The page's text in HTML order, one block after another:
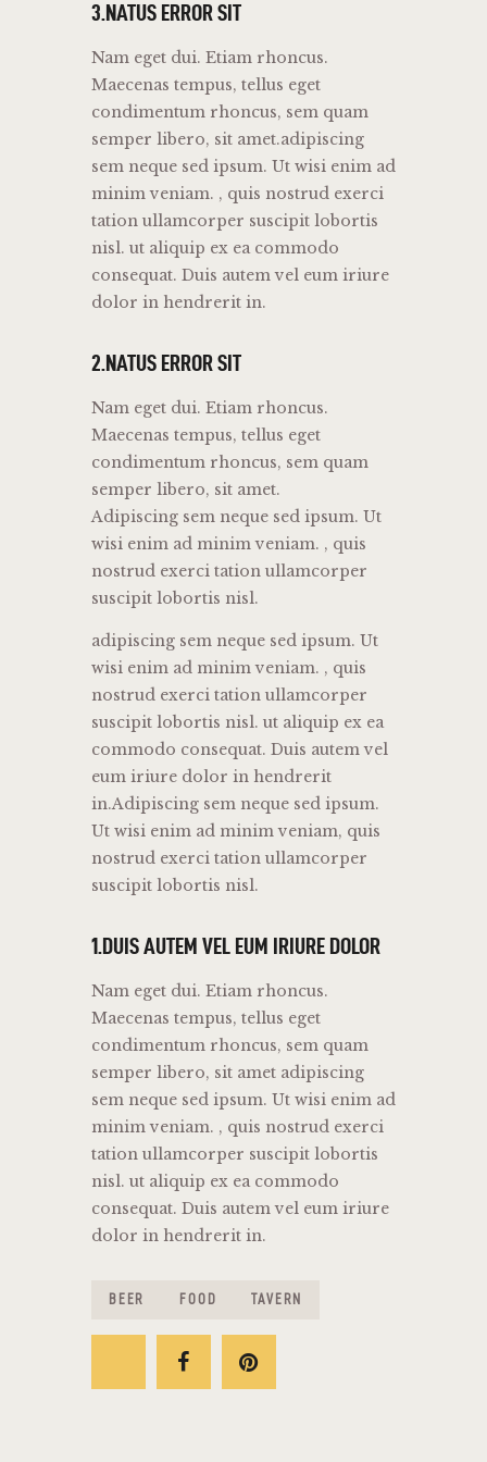
3.NATUS ERROR SIT
Nam eget dui. Etiam rhoncus.
Maecenas tempus, tellus eget
condimentum rhoncus, sem quam
semper libero, sit amet.adipiscing
sem neque sed ipsum. Ut wisi enim ad
minim veniam. , quis nostrud exerci
tation ullamcorper suscipit lobortis
nisl. ut aliquip ex ea commodo
consequat. Duis autem vel eum iriure
dolor in hendrerit in.
2.NATUS ERROR SIT
Nam eget dui. Etiam rhoncus.
Maecenas tempus, tellus eget
condimentum rhoncus, sem quam
semper libero, sit amet.
Adipiscing sem neque sed ipsum. Ut
wisi enim ad minim veniam. , quis
nostrud exerci tation ullamcorper
suscipit lobortis nisl.
adipiscing sem neque sed ipsum. Ut
wisi enim ad minim veniam. , quis
nostrud exerci tation ullamcorper
suscipit lobortis nisl. ut aliquip ex ea
commodo consequat. Duis autem vel
eum iriure dolor in hendrerit
in.Adipiscing sem neque sed ipsum.
Ut wisi enim ad minim veniam, quis
nostrud exerci tation ullamcorper
suscipit lobortis nisl.
1.DUIS AUTEM VEL EUM IRIURE DOLOR
Nam eget dui. Etiam rhoncus.
Maecenas tempus, tellus eget
condimentum rhoncus, sem quam
semper libero, sit amet adipiscing
sem neque sed ipsum. Ut wisi enim ad
minim veniam. , quis nostrud exerci
tation ullamcorper suscipit lobortis
nisl. ut aliquip ex ea commodo
consequat. Duis autem vel eum iriure
dolor in hendrerit in.
BEER FOOD TAVERN